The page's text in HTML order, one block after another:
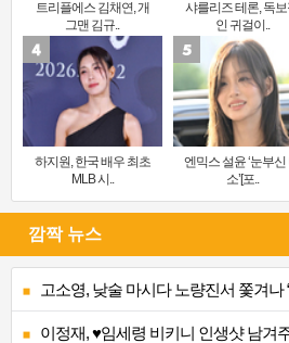
트리플에스 김채연, 개
그맨 김규..
샤를리즈 테론, 독보
인 귀걸이..
하지원, 한국 배우 최초
MLB 시..
엔믹스 설윤 ‘눈부신
소’[포..
깜짝 뉴스
고소영, 낮술 마시다 노량진서 쫓겨나
이정재, ♥임세령 비키니 인생샷 남겨